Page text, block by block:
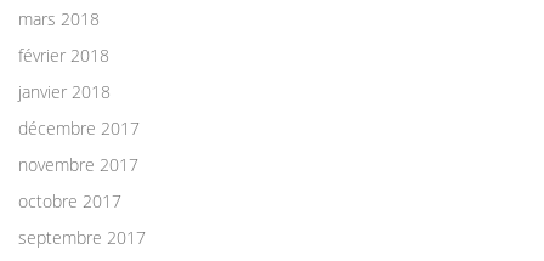
mars 2018
février 2018
janvier 2018
décembre 2017
novembre 2017
octobre 2017
septembre 2017